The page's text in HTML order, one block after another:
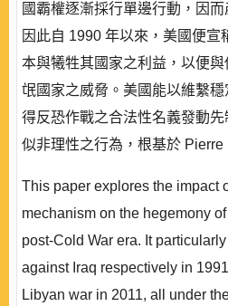
國霸權逐漸採行單邊行動，因
因此自 1990 年以來，美國便
本與犧牲其國家之利益，以便
氓國家之威脅。美國能以維繫
得反恐作戰之合法性名義發動
似非理性之行為，根基於 Pierre
This paper explores the impact
mechanism on the hegemony
post-Cold War era. It
against Iraq respectively in
Libyan war in 2011, all under